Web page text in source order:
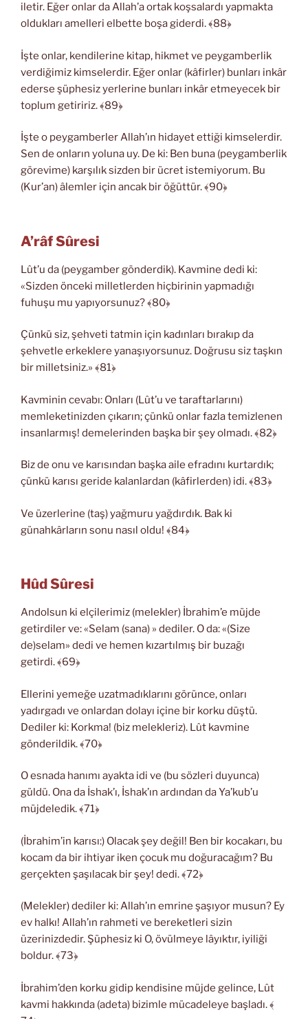
iletir. Eğer onlar da Allah’a ortak koşsalardı yapmakta
oldukları amelleri elbette boşa giderdi. ﴾88﴿
İşte onlar, kendilerine kitap, hikmet ve peygamberlik
verdiğimiz kimselerdir. Eğer onlar (kâfirler) bunları inkâr
ederse şüphesiz yerlerine bunları inkâr etmeyecek bir
toplum getiririz. ﴾89﴿
İşte o peygamberler Allah’ın hidayet ettiği kimselerdir.
Sen de onların yoluna uy. De ki: Ben buna (peygamberlik
görevime) karşılık sizden bir ücret istemiyorum. Bu
(Kur’an) âlemler için ancak bir öğüttür. ﴾90﴿
A’râf Sûresi
Lût’u da (peygamber gönderdik). Kavmine dedi ki:
«Sizden önceki milletlerden hiçbirinin yapmadığı
fuhuşu mu yapıyorsunuz? ﴾80﴿
Çünkü siz, şehveti tatmin için kadınları bırakıp da
şehvetle erkeklere yanaşıyorsunuz. Doğrusu siz taşkın
bir milletsiniz.» ﴾81﴿
Kavminin cevabı: Onları (Lût’u ve taraftarlarını)
memleketinizden çıkarın; çünkü onlar fazla temizlenen
insanlarmış! demelerinden başka bir şey olmadı. ﴾82﴿
Biz de onu ve karısından başka aile efradını kurtardık;
çünkü karısı geride kalanlardan (kâfirlerden) idi. ﴾83﴿
Ve üzerlerine (taş) yağmuru yağdırdık. Bak ki
günahkârların sonu nasıl oldu! ﴾84﴿
Hûd Sûresi
Andolsun ki elçilerimiz (melekler) İbrahim’e müjde
getirdiler ve: «Selam (sana) » dediler. O da: «(Size
de)selam» dedi ve hemen kızartılmış bir buzağı
getirdi. ﴾69﴿
Ellerini yemeğe uzatmadıklarını görünce, onları
yadırgadı ve onlardan dolayı içine bir korku düştü.
Dediler ki: Korkma! (biz melekleriz). Lût kavmine
gönderildik. ﴾70﴿
O esnada hanımı ayakta idi ve (bu sözleri duyunca)
güldü. Ona da İshak’ı, İshak’ın ardından da Ya’kub’u
müjdeledik. ﴾71﴿
(İbrahim’in karısı:) Olacak şey değil! Ben bir kocakarı, bu
kocam da bir ihtiyar iken çocuk mu doğuracağım? Bu
gerçekten şaşılacak bir şey! dedi. ﴾72﴿
(Melekler) dediler ki: Allah’ın emrine şaşıyor musun? Ey
ev halkı! Allah’ın rahmeti ve bereketleri sizin
üzerinizdedir. Şüphesiz ki O, övülmeye lâyıktır, iyiliği
boldur. ﴾73﴿
İbrahim’den korku gidip kendisine müjde gelince, Lût
kavmi hakkında (adeta) bizimle mücadeleye başladı. ﴾